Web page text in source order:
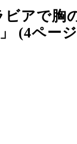
ビアで胸
(4ペー